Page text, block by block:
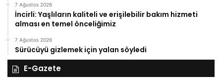
7 Ağustos 2026
İncirli: Yaşlıların kaliteli ve erişilebilir bakım hizmeti
alması en temel önceliğimiz
7 Ağustos 2026
Sürücüyü gizlemek için yalan söyledi
E-Gazete